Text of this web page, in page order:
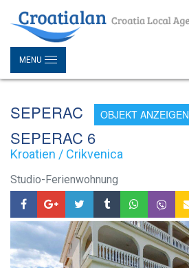
MENU
SEPERAC OBJEKT ANZEIGEN
SEPERAC 6
Kroatien / Crikvenica
Studio-Ferienwohnung